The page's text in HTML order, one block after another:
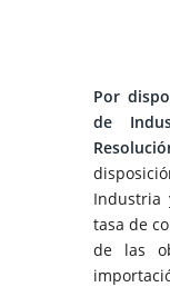
Por
de
Industria
tasa de
de las